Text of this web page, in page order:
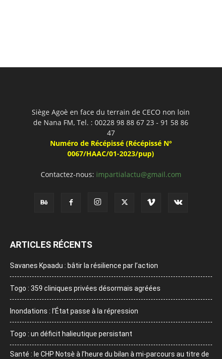
Siège Agoè en face du terrain de CECO non loin
de Nana FM, Tel. : 00228 98 88 67 23 - 91 58 86
47
Numéro de Récépissé (Récépissé N°
0067/HAAC/01-2023/pup)
Contactez-nous: impartialactu@gmail.com
ARTICLES RÉCENTS
Savanes Kpaadu : bâtir la résilience par l’action
Togo : 359 cliniques privées désormais agréées
Inondations : l’État passe à la répression
Togo : un déficit halieutique persistant
Santé : le CHP Notsè à l’heure du bilan à mi-parcours au titre de